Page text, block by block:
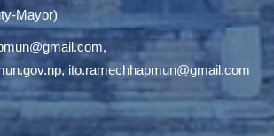
Mayor)
,
, ito.ramechhapmun@gmail.com